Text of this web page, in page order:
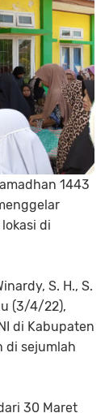
1443
di
S. H., S.
(3/4/22),
di Kabupaten
di sejumlah
30 Maret